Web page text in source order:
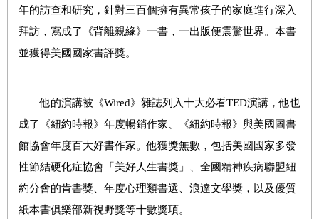
年的訪查和研究，針對三百個擁有異常孩子的家庭進行深入
拜訪，寫成了《背離親緣》一書，一出版便震驚世界。本書
並獲得美國國家書評獎。
他的演講被《Wired》雜誌列入十大必看TED演講，他也
成了《紐約時報》年度暢銷作家、《紐約時報》與美國圖書
館協會年度百大好書作家。他獲獎無數，包括美國國家多發
性節結硬化症協會「美好人生書獎」、全國精神疾病聯盟紐
約分會的肯書獎、年度心理類書選、浪達文學獎，以及優質
紙本書俱樂部新視野獎等十數獎項。